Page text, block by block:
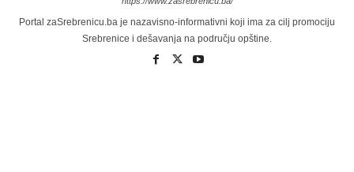
Portal zaSrebrenicu.ba je nazavisno-informativni koji ima za cilj promociju
Srebrenice i dešavanja na području opštine.